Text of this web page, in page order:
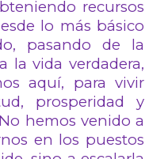
recursos
lo más básico
pasando de la
la vida verdadera,
aquí, para vivir
prosperidad y
hemos venido a
en los puestos